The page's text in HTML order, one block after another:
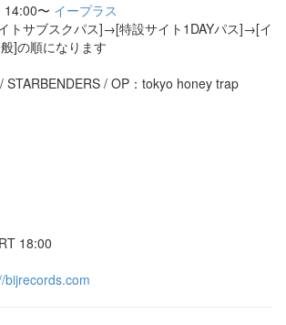
14:00〜 イープラス
トサブスクパス]→[特設サイト1DAYパス]→[イ
]の順になります
STARBENDERS / OP：tokyo honey trap
18:00
bijrecords.com